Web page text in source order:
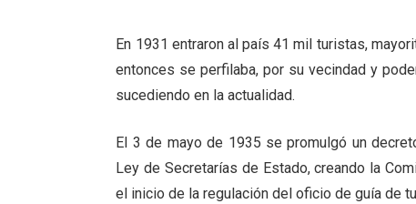
En 1931 entraron al país 41 mil turistas,
entonces se perfilaba, por su vecindad y
sucediendo en la actualidad.
El 3 de mayo de 1935 se promulgó un
Ley de Secretarías de Estado, creando la
el inicio de la regulación del oficio de guía de